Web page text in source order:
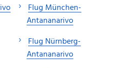
Flug München-
Antananarivo
Flug Nürnberg-
Antananarivo